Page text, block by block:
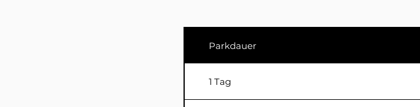
Parkdauer
1 Tag